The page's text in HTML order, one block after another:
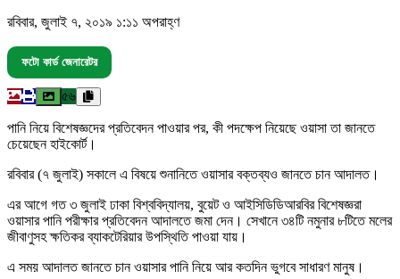
রবিবার, জুলাই ৭, ২০১৯ ১:১১ অপরাহ্ণ
ফটো কার্ড জেনারেটর
৫৬
পানি নিয়ে বিশেষজ্ঞদের প্রতিবেদন পাওয়ার পর, কী পদক্ষেপ নিয়েছে ওয়াসা তা জানতে
চেয়েছেন হাইকোর্ট।
রবিবার (৭ জুলাই) সকালে এ বিষয়ে শুনানিতে ওয়াসার বক্তব্যও জানতে চান আদালত।
এর আগে গত ৩ জুলাই ঢাকা বিশ্ববিদ্যালয়, বুয়েট ও আইসিডিডিআরবির বিশেষজ্ঞরা
ওয়াসার পানি পরীক্ষার প্রতিবেদন আদালতে জমা দেন। সেখানে ৩৪টি নমুনার ৮টিতে মলের
জীবাণুসহ ক্ষতিকর ব্যাকটেরিয়ার উপস্থিতি পাওয়া যায়।
এ সময় আদালত জানতে চান ওয়াসার পানি নিয়ে আর কতদিন ভুগবে সাধারণ মানুষ।